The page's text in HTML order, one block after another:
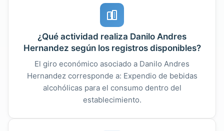
¿Qué actividad realiza Danilo Andres
Hernandez según los registros disponibles?
El giro económico asociado a Danilo Andres
Hernandez corresponde a: Expendio de bebidas
alcohólicas para el consumo dentro del
establecimiento.